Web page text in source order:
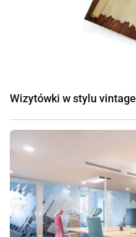
Wizytówki w stylu vintage